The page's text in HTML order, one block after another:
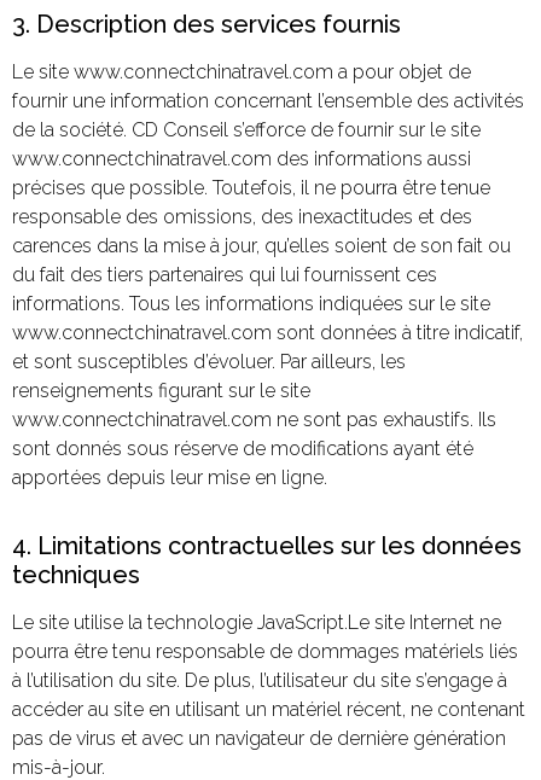
3. Description des services fournis
Le site www.connectchinatravel.com a pour objet de
fournir une information concernant l’ensemble des activités
de la société. CD Conseil s’efforce de fournir sur le site
www.connectchinatravel.com des informations aussi
précises que possible. Toutefois, il ne pourra être tenue
responsable des omissions, des inexactitudes et des
carences dans la mise à jour, qu’elles soient de son fait ou
du fait des tiers partenaires qui lui fournissent ces
informations. Tous les informations indiquées sur le site
www.connectchinatravel.com sont données à titre indicatif,
et sont susceptibles d’évoluer. Par ailleurs, les
renseignements figurant sur le site
www.connectchinatravel.com ne sont pas exhaustifs. Ils
sont donnés sous réserve de modifications ayant été
apportées depuis leur mise en ligne.
4. Limitations contractuelles sur les données
techniques
Le site utilise la technologie JavaScript.Le site Internet ne
pourra être tenu responsable de dommages matériels liés
à l’utilisation du site. De plus, l’utilisateur du site s’engage à
accéder au site en utilisant un matériel récent, ne contenant
pas de virus et avec un navigateur de dernière génération
mis-à-jour.